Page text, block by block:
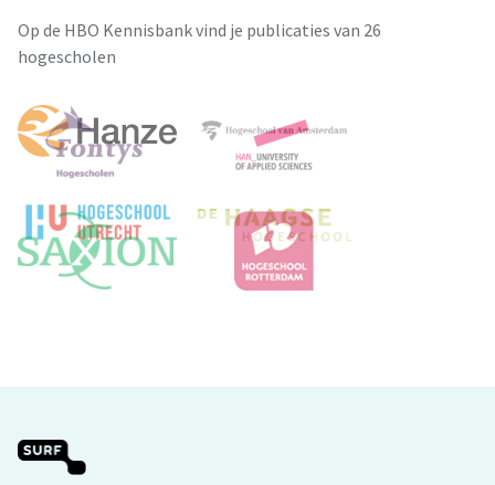
Op de HBO Kennisbank vind je publicaties van 26
hogescholen